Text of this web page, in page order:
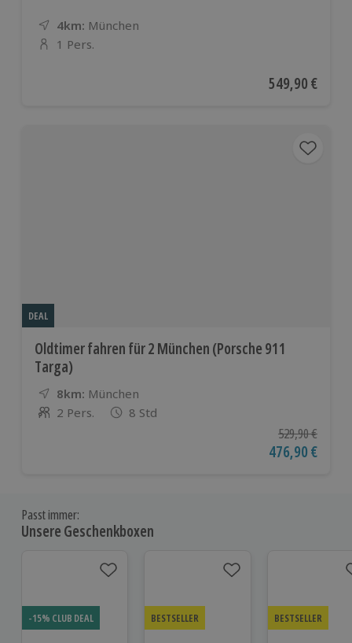
4km: Entfernung
Standort
München
Anzahl der Teilnehmer
1 Pers.
Aktueller Preis
549,90 €
DEAL
Oldtimer fahren für 2 München (Porsche 911
Targa)
8km: Entfernung
Standort
München
Anzahl der Teilnehmer
2 Pers. 8 Std
Ursprünglicher
529,90 €
Aktueller Preis
476,90 €
Passt immer:
Unsere Geschenkboxen
-15% CLUB DEAL BESTSELLER BESTSELLER